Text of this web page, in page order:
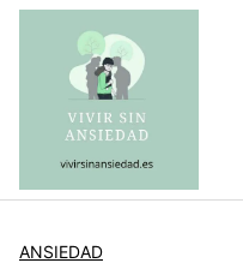
Saltar
contenido
ANSIEDAD